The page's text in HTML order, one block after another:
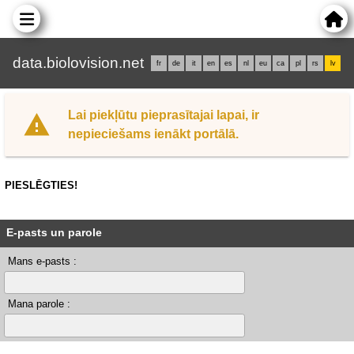
data.biolovision.net fr de it en es nl eu ca pl rs lv
Lai piekļūtu pieprasītajai lapai, ir
nepieciešams ienākt portālā.
PIESLĒGTIES!
E-pasts un parole
Mans e-pasts :
Mana parole :